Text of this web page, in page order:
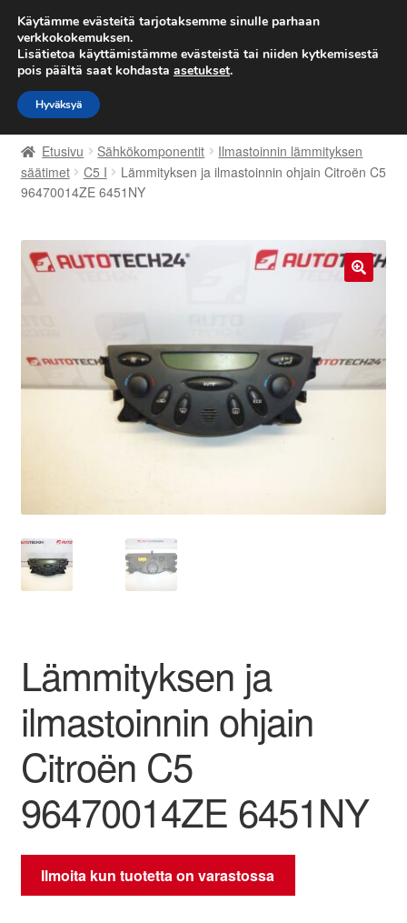
TOIMITUS alkaen 7 EUR
Siirry
navigointiin
Siirry
sisältöön
Etusivu
Kärry
Kuljetus
Maksut
Tarkista
Valitukset
Etusivu Sähkökomponentit
Ilmastoinnin lämmityksen
säätimet
C5 I
Lämmityksen ja ilmastoinnin ohjain Citroën C5
96470014ZE 6451NY
Lämmityksen ja
ilmastoinnin ohjain
Citroën C5
96470014ZE 6451NY
Ilmoita kun tuotetta on varastossa
Käytämme evästeitä tarjotaksemme sinulle parhaan
verkkokokemuksen.
Lisätietoa käyttämistämme evästeistä tai niiden kytkemisestä
pois päältä saat kohdasta asetukset.
Hyväksyä